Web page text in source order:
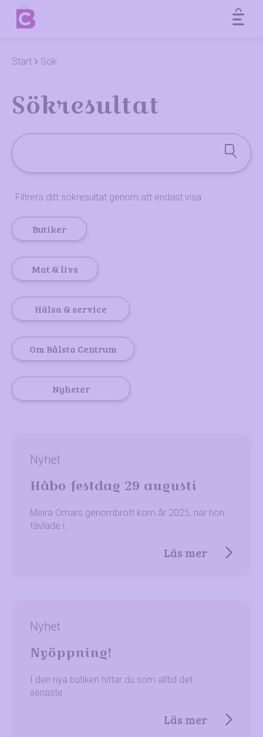
Hoppa till innehåll
Start Sök
Sökresultat
Filtrera ditt sökresultat genom att endast visa:
Butiker
Mat & livs
Hälsa & service
Om Bålsta Centrum
Nyheter
Nyhet
Håbo festdag 29 augusti
Meira Omars genombrott kom år 2025, när hon
tävlade i…
Läs mer
Nyhet
Nyöppning!
I den nya butiken hittar du som alltid det
senaste…
Läs mer